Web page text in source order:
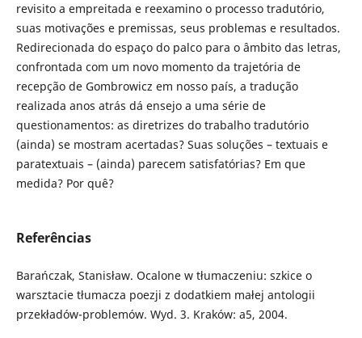
revisito a empreitada e reexamino o processo tradutório,
suas motivações e premissas, seus problemas e resultados.
Redirecionada do espaço do palco para o âmbito das letras,
confrontada com um novo momento da trajetória de
recepção de Gombrowicz em nosso país, a tradução
realizada anos atrás dá ensejo a uma série de
questionamentos: as diretrizes do trabalho tradutório
(ainda) se mostram acertadas? Suas soluções – textuais e
paratextuais – (ainda) parecem satisfatórias? Em que
medida? Por quê?
Referências
Barańczak, Stanisław. Ocalone w tłumaczeniu: szkice o
warsztacie tłumacza poezji z dodatkiem małej antologii
przekładów-problemów. Wyd. 3. Kraków: a5, 2004.